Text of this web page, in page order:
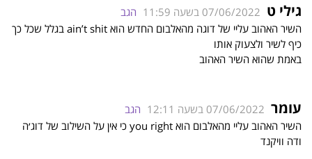
גילי ט 07/06/2022 בשעה 11:59
הגב
השיר האהוב עליי של דוגה מהאלבום החדש הוא ain’t shit בגלל שכל כך
כיף לשיר ולצעוק אותו
באמת שהוא השיר האהוב
עומר 07/06/2022 בשעה 12:11
הגב
השיר האהוב עליי מהאלבום הוא you right כי אין על השילוב של דוג׳ה
ודה וויקנד